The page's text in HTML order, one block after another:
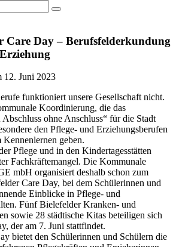
Care Day – Berufsfelderkundung
12. Juni 2023
funktioniert unsere Gesellschaft nicht.
Koordinierung, die das
ohne Anschluss“ für die Stadt
den Pflege- und Erziehungsberufen
Kennenlernen geben.
Pflege und in den Kindertagesstätten
Fachkräftemangel. Die Kommunale
mbH organisiert deshalb schon zum
Care Day, bei dem Schülerinnen und
Einblicke in Pflege- und
Fünf Bielefelder Kranken- und
sowie 28 städtische Kitas beteiligen sich
der am 7. Juni stattfindet.
bietet den Schülerinnen und Schülern die